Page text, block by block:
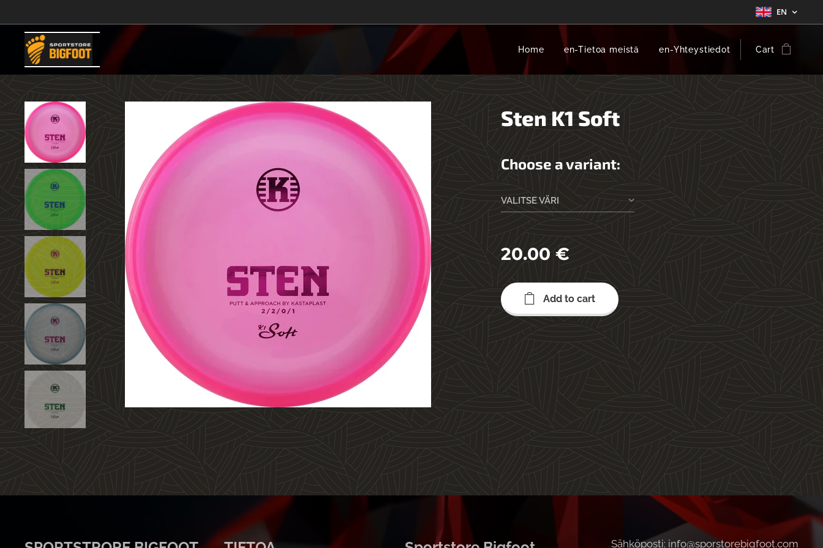
EN
Home en-Tietoa meistä en-Yhteystiedot Cart
Sten K1 Soft
Choose a variant:
VALITSE VÄRI
20.00€
Add to cart
Sähköposti: info@sporstorebigfoot.com